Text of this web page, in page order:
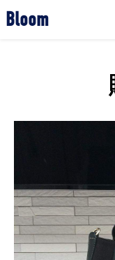
Bloom